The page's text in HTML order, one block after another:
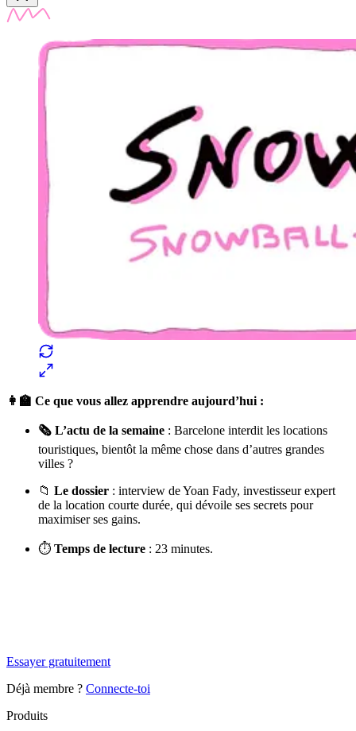
👩‍🏫 Ce que vous allez apprendre aujourd’hui :
🗞️ L’actu de la semaine : Barcelone interdit les locations
touristiques, bientôt la même chose dans d’autres grandes
villes ?
📁 Le dossier : interview de Yoan Fady, investisseur expert
de la location courte durée, qui dévoile ses secrets pour
maximiser ses gains.
⏱ Temps de lecture : 23 minutes.
Essayer gratuitement
Déjà membre ? Connecte-toi
Produits